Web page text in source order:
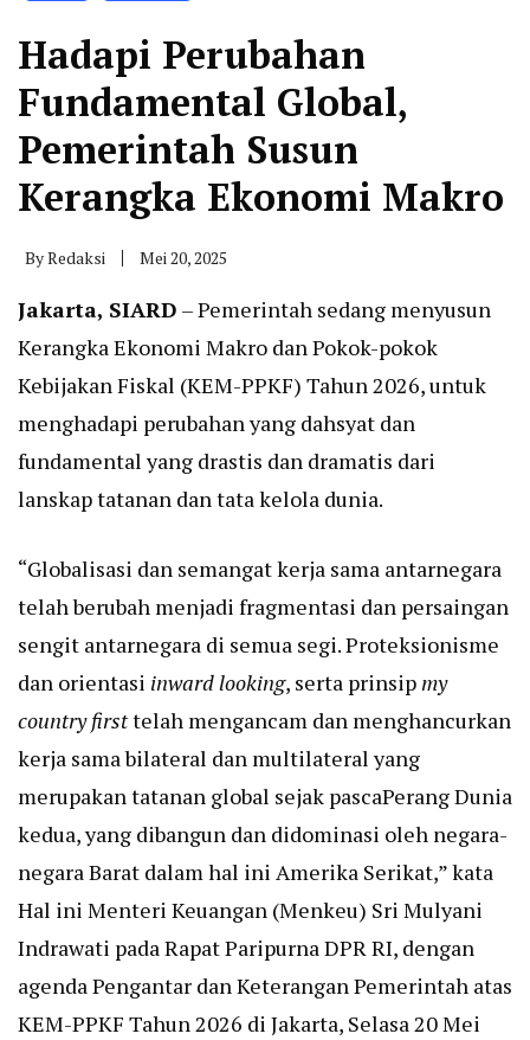
Hadapi Perubahan
Fundamental Global,
Pemerintah Susun
Kerangka Ekonomi Makro
ByRedaksi Mei 20, 2025
Jakarta, SIARD – Pemerintah sedang menyusun
Kerangka Ekonomi Makro dan Pokok-pokok
Kebijakan Fiskal (KEM-PPKF) Tahun 2026, untuk
menghadapi perubahan yang dahsyat dan
fundamental yang drastis dan dramatis dari
lanskap tatanan dan tata kelola dunia.
“Globalisasi dan semangat kerja sama antarnegara
telah berubah menjadi fragmentasi dan persaingan
sengit antarnegara di semua segi. Proteksionisme
dan orientasi inward looking, serta prinsipmy
country firsttelah mengancam dan menghancurkan
kerja sama bilateral dan multilateral yang
merupakan tatanan global sejak pascaPerang Dunia
kedua, yang dibangun dan didominasi oleh negara-
negara Barat dalam hal ini Amerika Serikat,” kata
Hal ini Menteri Keuangan (Menkeu) Sri Mulyani
Indrawati pada Rapat Paripurna DPR RI, dengan
agenda Pengantar dan Keterangan Pemerintah atas
KEM-PPKF Tahun 2026 di Jakarta, Selasa 20 Mei